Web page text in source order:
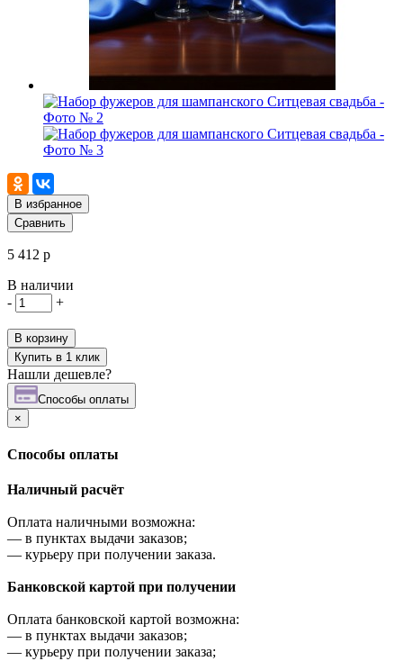
В избранное
Сравнить
5 412 р
В наличии
-
+
В корзину
Купить в 1 клик
Нашли дешевле?
Cпособы оплаты
×
Cпособы оплаты
Наличный расчёт
Оплата наличными возможна:
— в пунктах выдачи заказов;
— курьеру при получении заказа.
Банковской картой при получении
Оплата банковской картой возможна:
— в пунктах выдачи заказов;
— курьеру при получении заказа;